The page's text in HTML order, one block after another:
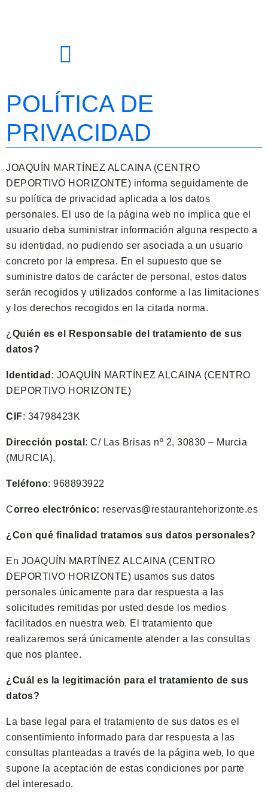
POLÍTICA DE
PRIVACIDAD
JOAQUÍN MARTÍNEZ ALCAINA (CENTRO
DEPORTIVO HORIZONTE) informa seguidamente de
su política de privacidad aplicada a los datos
personales. El uso de la página web no implica que el
usuario deba suministrar información alguna respecto a
su identidad, no pudiendo ser asociada a un usuario
concreto por la empresa. En el supuesto que se
suministre datos de carácter de personal, estos datos
serán recogidos y utilizados conforme a las limitaciones
y los derechos recogidos en la citada norma.
¿ Quién es el Responsable del tratamiento de sus
datos?
Identidad : JOAQUÍN MARTÍNEZ ALCAINA (CENTRO
DEPORTIVO HORIZONTE)
CIF: 34798423K
Dirección postal : C/ Las Brisas nº 2, 30830 – Murcia
(MURCIA).
Teléfono: 968893922
Correo electrónico: reservas@restaurantehorizonte.es
¿Con qué finalidad tratamos sus datos personales?
En JOAQUÍN MARTÍNEZ ALCAINA (CENTRO
DEPORTIVO HORIZONTE) usamos sus datos
personales únicamente para dar respuesta a las
solicitudes remitidas por usted desde los medios
facilitados en nuestra web. El tratamiento que
realizaremos será únicamente atender a las consultas
que nos plantee.
¿Cuál es la legitimación para el tratamiento de sus
datos?
La base legal para el tratamiento de sus datos es el
consentimiento informado para dar respuesta a las
consultas planteadas a través de la página web, lo que
supone la aceptación de estas condiciones por parte
del interesado.